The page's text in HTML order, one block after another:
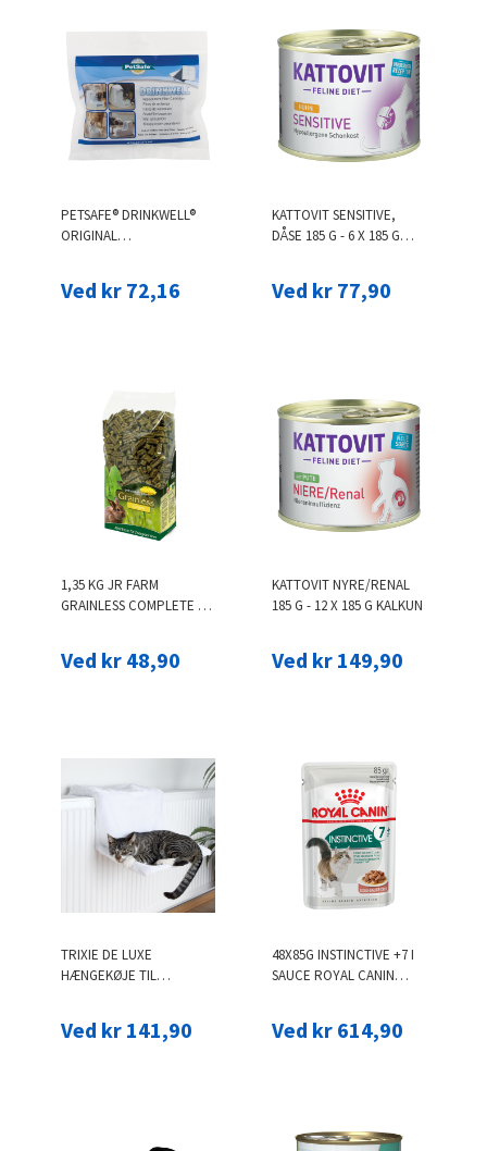
PETSAFE® DRINKWELL®
ORIGINAL
Ved kr 72,16
KATTOVIT SENSITIVE,
DÅSE 185 G - 6 X 185 G
Ved kr 77,90
1,35 KG JR FARM
GRAINLESS COMPLETE TIL
Ved kr 48,90
KATTOVIT NYRE/RENAL
185 G - 12 X 185 G KALKUN
Ved kr 149,90
TRIXIE DE LUXE
HÆNGEKØJE TIL
Ved kr 141,90
48X85G INSTINCTIVE +7 I
SAUCE ROYAL CANIN
Ved kr 614,90